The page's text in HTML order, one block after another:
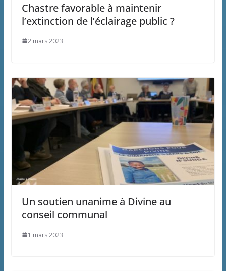
Chastre favorable à maintenir
l’extinction de l’éclairage public ?
2 mars 2023
Un soutien unanime à Divine au
conseil communal
1 mars 2023